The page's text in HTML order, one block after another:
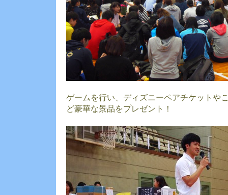
ゲームを行い、ディズニーペアチケットや
ど豪華な景品をプレゼント！